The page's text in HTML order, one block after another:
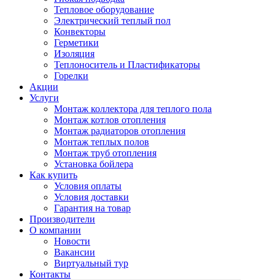
Тепловое оборудование
Электрический теплый пол
Конвекторы
Герметики
Изоляция
Теплоноситель и Пластификаторы
Горелки
Акции
Услуги
Монтаж коллектора для теплого пола
Монтаж котлов отопления
Монтаж радиаторов отопления
Монтаж теплых полов
Монтаж труб отопления
Установка бойлера
Как купить
Условия оплаты
Условия доставки
Гарантия на товар
Производители
О компании
Новости
Вакансии
Виртуальный тур
Контакты